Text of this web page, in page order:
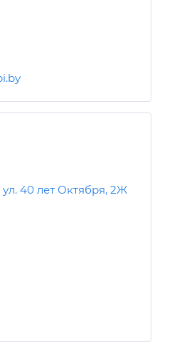
ул. 40 лет Октября, 2Ж